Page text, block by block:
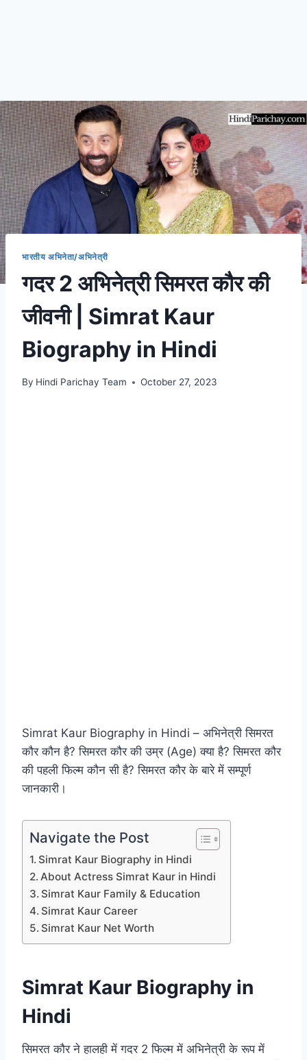
भारतीय अभिनेता/अभिनेत्री
गदर 2 अभिनेत्री सिमरत कौर की
जीवनी | Simrat Kaur
Biography in Hindi
By Hindi Parichay Team October 27, 2023
Simrat Kaur Biography in Hindi – अभिनेत्री सिमरत
कौर कौन है? सिमरत कौर की उम्र (Age) क्या है? सिमरत कौर
की पहली फिल्म कौन सी है? सिमरत कौर के बारे में सम्पूर्ण
जानकारी।
Navigate the Post
Simrat Kaur Biography in Hindi
About Actress Simrat Kaur in Hindi
Simrat Kaur Family & Education
Simrat Kaur Career
Simrat Kaur Net Worth
Simrat Kaur Biography in
Hindi
सिमरत कौर ने हालही में गदर 2 फिल्म में अभिनेत्री के रूप में